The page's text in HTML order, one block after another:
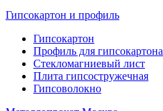
Гипсокартон и профиль
Гипсокартон
Профиль для гипсокартона
Стекломагниевый лист
Плита гипсостружечная
Гипсоволокно